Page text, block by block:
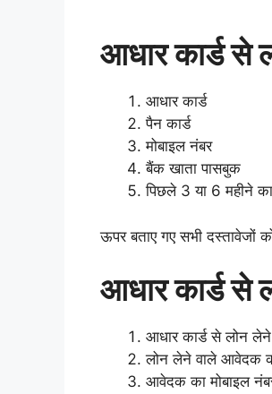
आधार कार्ड से
आधार कार्ड
पैन कार्ड
मोबाइल नंबर
बैंक खाता पासबुक
पिछले 3 या 6 महीने
ऊपर बताए गए सभी दस्तावेजों
आधार कार्ड से
आधार कार्ड से लोन लेने
लोन लेने वाले आवेदक
आवेदक का मोबाइल